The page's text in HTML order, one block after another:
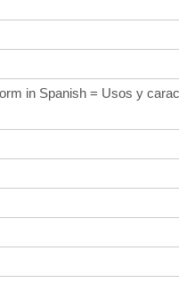
in Spanish = Usos y